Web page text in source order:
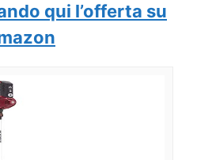
qui l’offerta su